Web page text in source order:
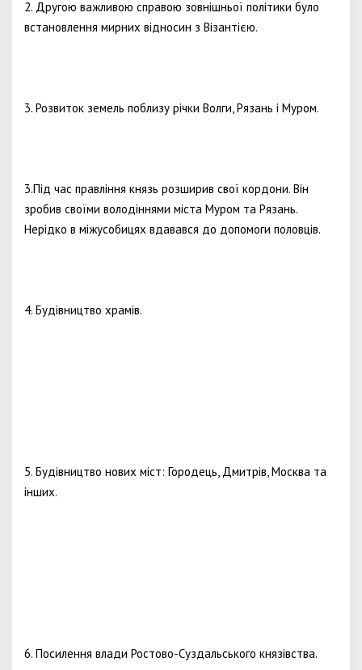
2. Другою важливою справою зовнішньої політики було
встановлення мирних відносин з Візантією.
3. Розвиток земель поблизу річки Волги, Рязань і Муром.
3.Під час правління князь розширив свої кордони. Він
зробив своїми володіннями міста Муром та Рязань.
Нерідко в міжусобицях вдавався до допомоги половців.
4. Будівництво храмів.
5. Будівництво нових міст: Городець, Дмитрів, Москва та
інших.
6. Посилення влади Ростово-Суздальського князівства.